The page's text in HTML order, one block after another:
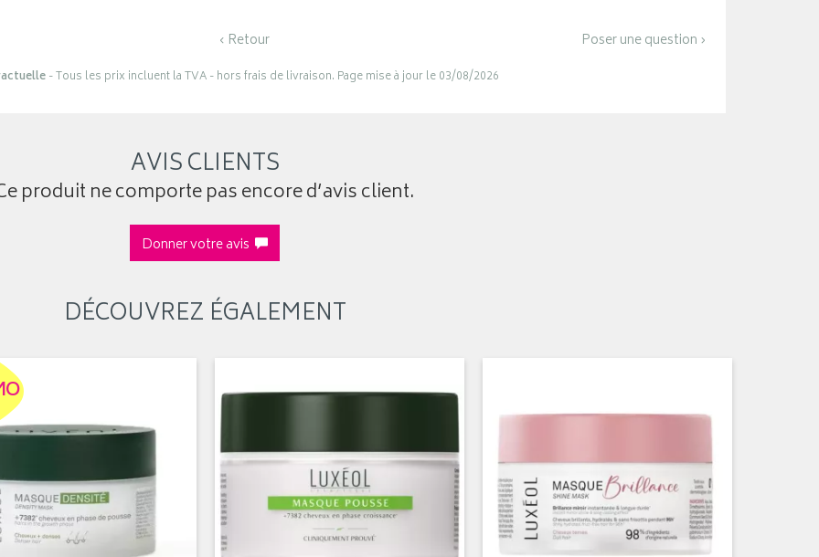
‹ Retour Poser une question ›
- Tous les prix incluent la TVA - hors frais de livraison. Page mise à jour le 03/08/2026
AVIS CLIENTS
produit ne comporte pas encore d’avis client.
Donner votre avis
DÉCOUVREZ ÉGALEMENT